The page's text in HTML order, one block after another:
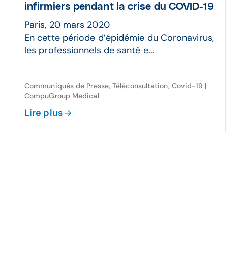
infirmiers pendant la crise du COVID-19
Paris, 20 mars 2020
En cette période d’épidémie du Coronavirus,
les professionnels de santé e...
Communiqués de Presse, Téléconsultation, Covid-19 |
CompuGroup Medical
Lire plus